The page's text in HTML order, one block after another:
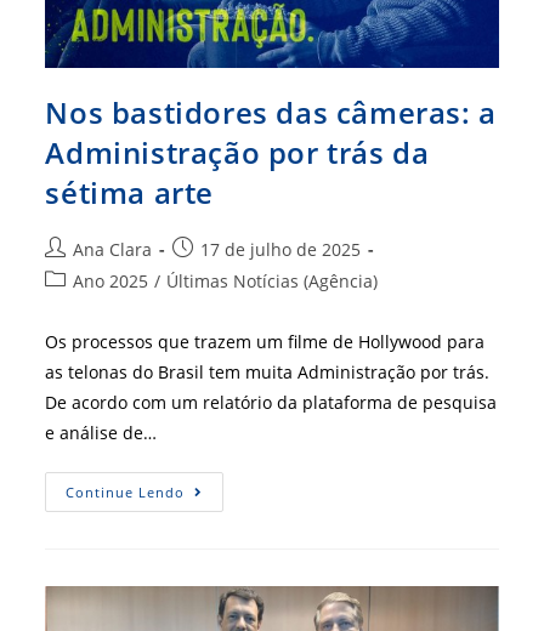
Nos bastidores das câmeras: a
Administração por trás da
sétima arte
Autor
do
Ana Clara
Post
publicado:
17 de julho de 2025
Categoria
Ano 2025 / Últimas Notícias (Agência)
Os processos que trazem um filme de Hollywood para
as telonas do Brasil tem muita Administração por trás.
De acordo com um relatório da plataforma de pesquisa
e análise de…
Continue Lendo Nos
Bastidores
Por
Trás